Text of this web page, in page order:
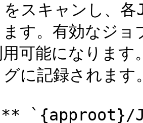
スキャンし、
す。有効なジ
用可能になりま
に記録されます
`{approot}/